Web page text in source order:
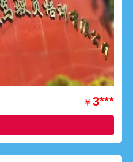
￥3***